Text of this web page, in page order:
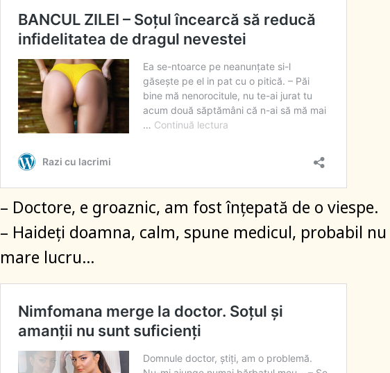
– Doctore, e groaznic, am fost înțepată de o viespe.
– Haideți doamna, calm, spune medicul, probabil nu
mare lucru…